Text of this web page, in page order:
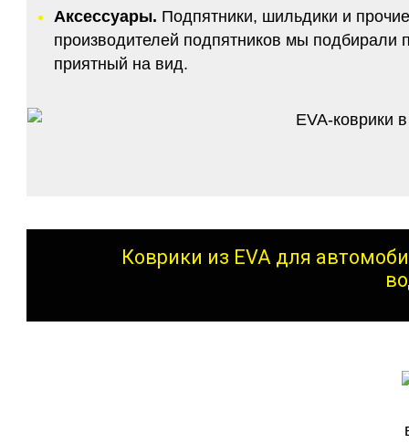
Аксессуары. Подпятники, шильдики и
производителей подпятников мы подбирали
приятный на вид.
Коврики из EVA для